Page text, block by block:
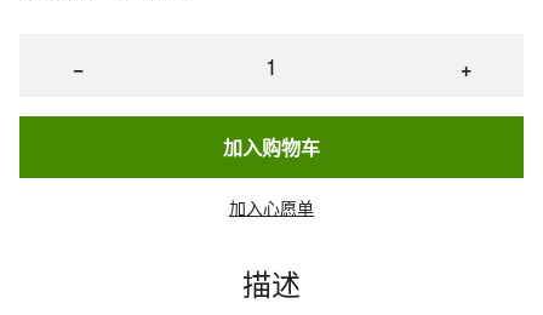
− +
加入购物车
加入心愿单
描述